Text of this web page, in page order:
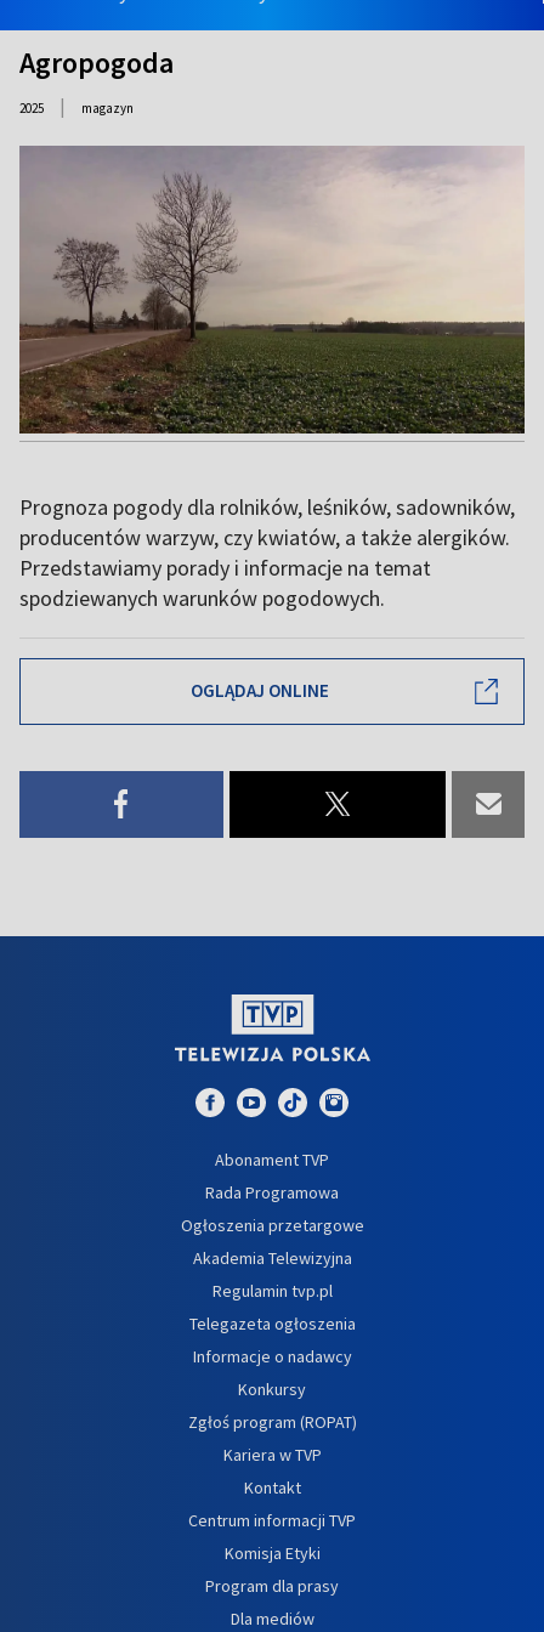
Agropogoda
2025 | magazyn
Prognoza pogody dla rolników, leśników, sadowników,
producentów warzyw, czy kwiatów, a także alergików.
Przedstawiamy porady i informacje na temat
spodziewanych warunków pogodowych.
OGLĄDAJ ONLINE
Abonament TVP
Rada Programowa
Ogłoszenia przetargowe
Akademia Telewizyjna
Regulamin tvp.pl
Telegazeta ogłoszenia
Informacje o nadawcy
Konkursy
Zgłoś program (ROPAT)
Kariera w TVP
Kontakt
Centrum informacji TVP
Komisja Etyki
Program dla prasy
Dla mediów